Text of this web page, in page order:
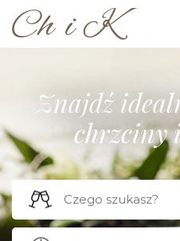
Znajdź
chrzciny